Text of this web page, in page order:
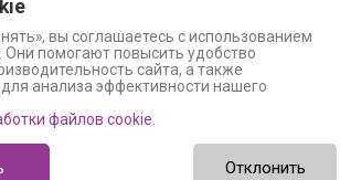
вы соглашаетесь с использованием
Они помогают повысить удобство
сайта, а также
анализа эффективности нашего
файлов cookie
Отклонить